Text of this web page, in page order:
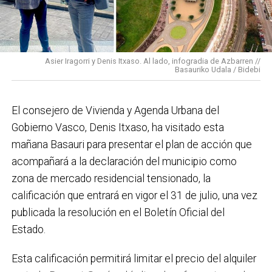
En cuanto a nuestras áreas, estos tres años han dado
para mucho. En Medio Ambiente destacaría el
impulso para la creación de huertos urbanos,la
elaboración del Plan General de Actuación Energética,
el Plan de Acción contra el Ruido y la instalación de
régimen de autoconsumo, que hacen de Basauri un
municipio más sostenible y preparado para el futuro.
En ese sentido, estamos trabajando en acciones de
clima y energía, entre las que destacan el diseño de
una red de refugios climáticos, junto con un Plan de
Actuación ante Episodios de Altas Temperaturas,
como las que recientemente hemos sufrido.
proyecto de lanueva haurreskola que se construirá en
Asier Iragorri y Denis Itxaso. Al lado, infogradia de Azbarren //
Basauriko Udala / Bidebi
El consejero de Vivienda y Agenda Urbana del
Gobierno Vasco, Denis Itxaso, ha visitado esta
mañana Basauri para presentar el plan de acción que
acompañará a la declaración del municipio como
zona de mercado residencial tensionado, la
calificación que entrará en vigor el 31 de julio, una vez
publicada la resolución en el Boletín Oficial del
Estado.
Esta calificación permitirá limitar el precio del alquiler